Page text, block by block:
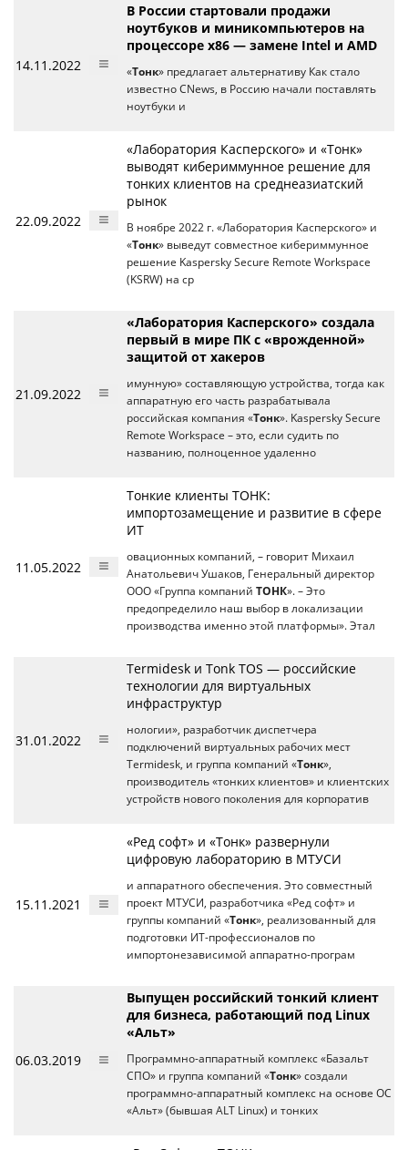
14.11.2022
В России стартовали продажи
ноутбуков и миникомпьютеров на
процессоре x86 — замене Intel и AMD
«Тонк» предлагает альтернативу Как стало
известно CNews, в Россию начали поставлять
ноутбуки и
22.09.2022
«Лаборатория Касперского» и «Тонк»
выводят кибериммунное решение для
тонких клиентов на среднеазиатский
рынок
В ноябре 2022 г. «Лаборатория Касперского» и
«Тонк» выведут совместное кибериммунное
решение Kaspersky Secure Remote Workspace
(KSRW) на ср
21.09.2022
«Лаборатория Касперского» создала
первый в мире ПК с «врожденной»
защитой от хакеров
имунную» составляющую устройства, тогда как
аппаратную его часть разрабатывала
российская компания «Тонк». Kaspersky Secure
Remote Workspace – это, если судить по
названию, полноценное удаленно
11.05.2022
Тонкие клиенты ТОНК:
импортозамещение и развитие в сфере
ИТ
овационных компаний, – говорит Михаил
Анатольевич Ушаков, Генеральный директор
ООО «Группа компаний ТОНК». – Это
предопределило наш выбор в локализации
производства именно этой платформы». Этал
31.01.2022
Termidesk и Tonk TOS — российские
технологии для виртуальных
инфраструктур
нологии», разработчик диспетчера
подключений виртуальных рабочих мест
Termidesk, и группа компаний «Тонк»,
производитель «тонких клиентов» и клиентских
устройств нового поколения для корпоратив
15.11.2021
«Ред софт» и «Тонк» развернули
цифровую лабораторию в МТУСИ
и аппаратного обеспечения. Это совместный
проект МТУСИ, разработчика «Ред софт» и
группы компаний «Тонк», реализованный для
подготовки ИТ-профессионалов по
импортонезависимой аппаратно-програм
06.03.2019
Выпущен российский тонкий клиент
для бизнеса, работающий под Linux
«Альт»
Программно-аппаратный комплекс «Базальт
СПО» и группа компаний «Тонк» создали
программно-аппаратный комплекс на основе ОС
«Альт» (бывшая ALT Linux) и тонких